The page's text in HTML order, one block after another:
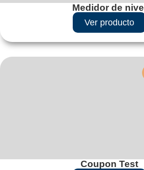
Medidor de nivel
Ver producto
Coupon Test